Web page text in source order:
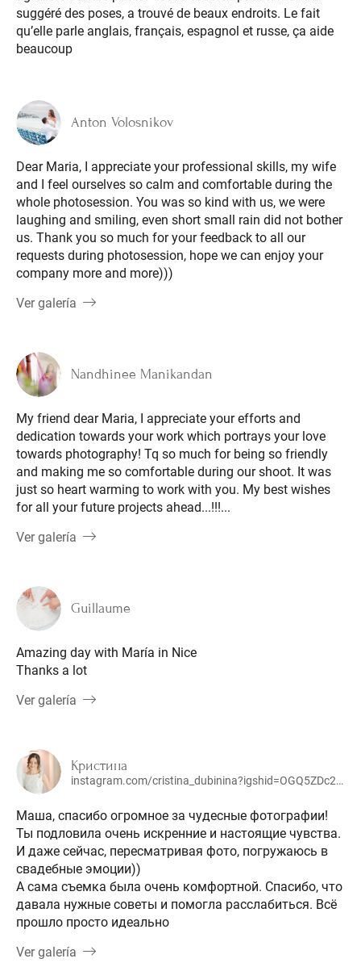
suggéré des poses, a trouvé de beaux endroits. Le fait
qu’elle parle anglais, français, espagnol et russe, ça aide
beaucoup
Anton Volosnikov
Dear Maria, I appreciate your professional skills, my wife
and I feel ourselves so calm and comfortable during the
whole photosession. You was so kind with us, we were
laughing and smiling, even short small rain did not bother
us. Thank you so much for your feedback to all our
requests during photosession, hope we can enjoy your
company more and more)))
Ver galería
Nandhinee Manikandan
My friend dear Maria, I appreciate your efforts and
dedication towards your work which portrays your love
towards photography! Tq so much for being so friendly
and making me so comfortable during our shoot. It was
just so heart warming to work with you. My best wishes
for all your future projects ahead...!!!...
Ver galería
Guillaume
Amazing day with María in Nice
Thanks a lot
Ver galería
Кристина
instagram.com/cristina_dubinina?igshid=OGQ5ZDc2ODk2ZA==
Маша, спасибо огромное за чудесные фотографии!
Ты подловила очень искренние и настоящие чувства.
И даже сейчас, пересматривая фото, погружаюсь в
свадебные эмоции))
А сама съемка была очень комфортной. Спасибо, что
давала нужные советы и помогла расслабиться. Всё
прошло просто идеально
Ver galería